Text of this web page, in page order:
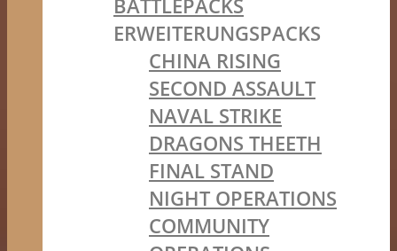
BATTLEPACKS
ERWEITERUNGSPACKS
CHINA RISING
SECOND ASSAULT
NAVAL STRIKE
DRAGONS THEETH
FINAL STAND
NIGHT OPERATIONS
COMMUNITY